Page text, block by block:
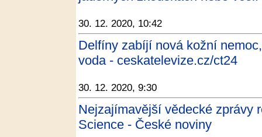
30. 12. 2020, 10:42
Delfíny zabíjí nová kožní
voda - ceskatelevize.cz/ct24
30. 12. 2020, 9:30
Nejzajímavější vědecké zprávy
Science - České noviny